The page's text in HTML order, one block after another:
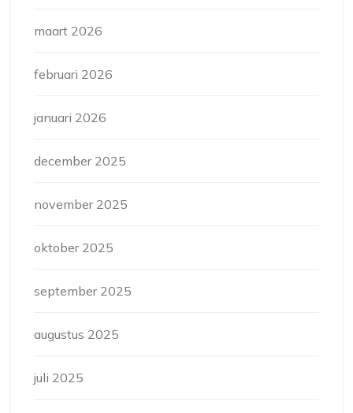
maart 2026
februari 2026
januari 2026
december 2025
november 2025
oktober 2025
september 2025
augustus 2025
juli 2025